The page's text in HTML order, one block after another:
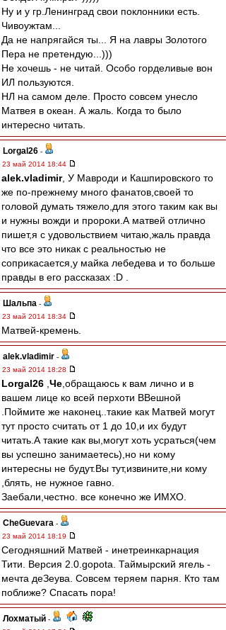
Ну и у гр.Ленинград свои поклонники есть.
Чивоужтам...
Да не напрягайся ты... Я на лавры Золотого
Пера не претендую...)))
Не хочешь - не читай. Особо горделивые вон
ИЛ пользуются.
НЛ на самом деле. Просто совсем унесло
Матвея в океан. А жаль. Когда то было
интересно читать.
Lorgal26 -
23 май 2014 18:44
alek.vladimir, У Мавроди и Кашпировского то
же по-прежнему много фанатов,своей то
головой думать тяжело,для этого таким как вы
и нужны вожди и пророки.А матвей отлично
пишет,я с удовольствием читаю,жаль правда
что все это никак с реальностью не
соприкасается,у майка лебедева и то больше
правды в его рассказах :D .
Шальпа -
23 май 2014 18:34
Матвей-кремень.
alek.vladimir -
23 май 2014 18:28
Lorgal26 Че ,обращаюсь к вам лично и в
вашем лице ко всей перхоти ВВешной
.Поймите же наконец..такие как Матвей могут
тут просто считать от 1 до 10,и их будут
читать.А такие как вы,могут хоть усраться(чем
вы успешно занимаетесь),но ни кому
интересны не будут.Вы тут,извините,ни кому
,блять, не нужное гавно.
Заебали,честно. все конечно же ИМХО.
CheGuevara -
23 май 2014 18:19
Сегодняшний Матвей - инетреинкарнация
Тити. Версия 2.0.gopota. Таймырский ягель -
мечта деЗеува. Совсем теряем парня. Кто там
поближе? Спасать пора!
Лохматый -